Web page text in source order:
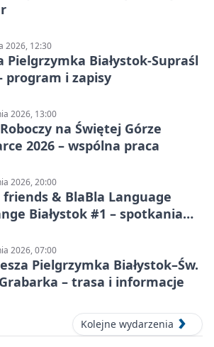
2026, 12:30
Pielgrzymka Białystok-Supraśl
program i zapisy
2026, 13:00
na Świętej Górze
2026 – wspólna praca
2026, 20:00
friends & BlaBla Language
Białystok #1 – spotkania
2026, 07:00
Pielgrzymka Białystok–Św.
– trasa i informacje
Kolejne wydarzenia